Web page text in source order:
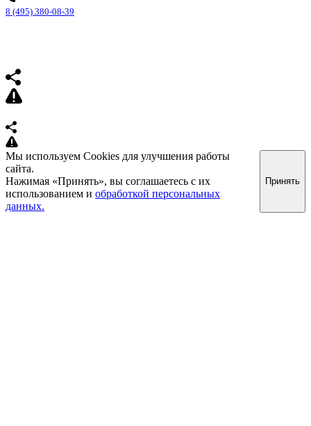
8 (495) 380-08-39
Мы используем Cookies для улучшения работы
сайта.
Нажимая «Принять», вы соглашаетесь с их
использованием и обработкой персональных
данных.
Принять